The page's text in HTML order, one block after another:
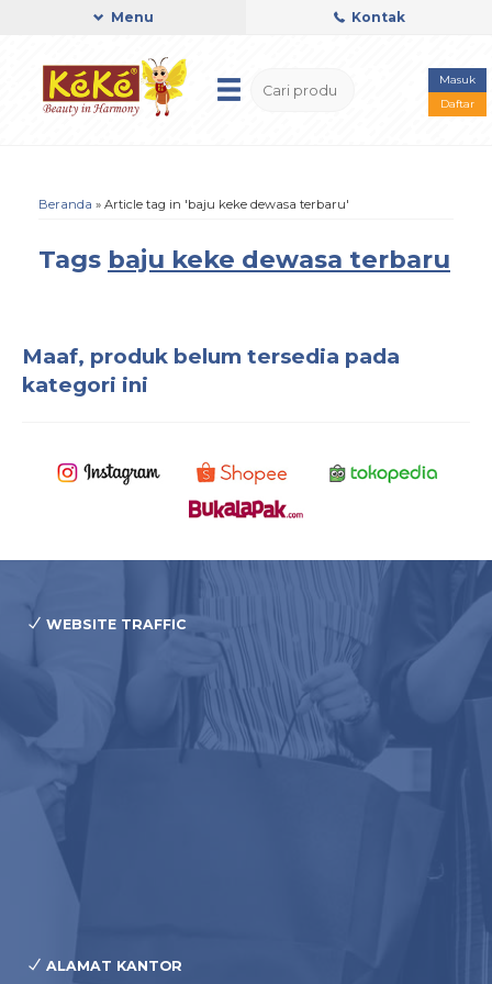
Menu Kontak
Masuk
Daftar
Beranda » Article tag in 'baju keke dewasa terbaru'
Tags baju keke dewasa terbaru
Maaf, produk belum tersedia pada
kategori ini
WEBSITE TRAFFIC
ALAMAT KANTOR